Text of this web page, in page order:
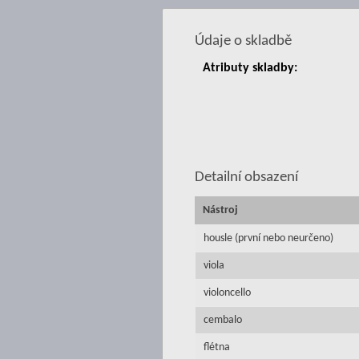
Údaje o skladbě
Atributy skladby:
Detailní obsazení
Nástroj
housle (první nebo neurčeno)
viola
violoncello
cembalo
flétna